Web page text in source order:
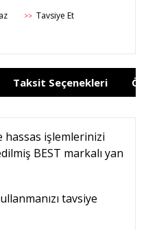
>> Tavsiye Et
Taksit Seçenekleri
işlemlerinizi
BEST markalı yan
tavsiye